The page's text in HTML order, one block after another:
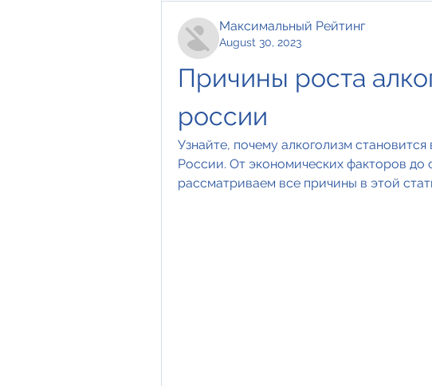
Максимальный Рейтинг
August 30, 2023
Причины роста
россии
Узнайте, почему алкоголизм
России. От экономических факторов
рассматриваем все причины в этой